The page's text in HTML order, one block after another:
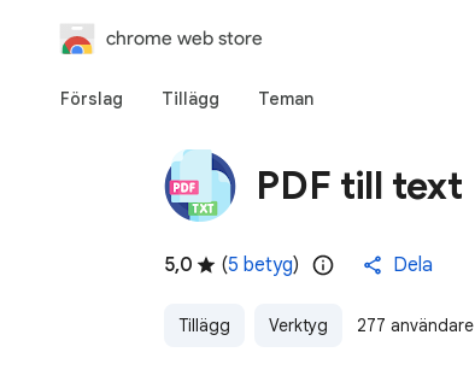
chrome web store
Förslag Tillägg Teman
PDF till text
5,0 (5 betyg) Dela
Tillägg Verktyg 277 användare